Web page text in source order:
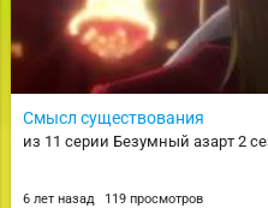
Смысл существования
из 11 серии Безумный азарт 2
6 лет назад 119 просмотров